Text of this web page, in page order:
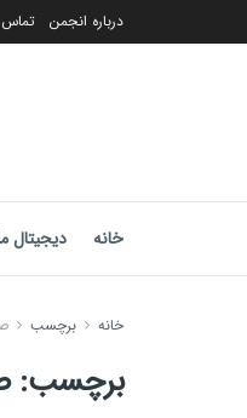
درباره انجمن تماس
خانه دیجیتال
خانه برچسب
برچسب: